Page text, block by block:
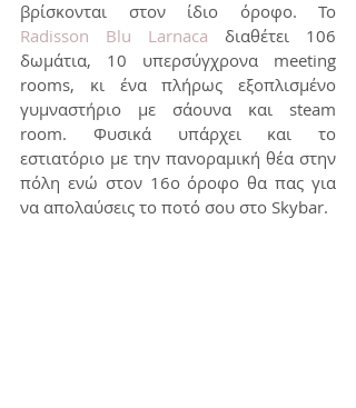
Radisson Blu Larnaca διαθέτει 106
δωμάτια, 10 υπερσύγχρονα meeting
rooms, κι ένα πλήρως εξοπλισμένο
γυμναστήριο με σάουνα και steam
room. Φυσικά υπάρχει και το
εστιατόριο με την πανοραμική θέα στην
πόλη ενώ στον 16ο όροφο θα πας για
να απολαύσεις το ποτό σου στο Skybar.